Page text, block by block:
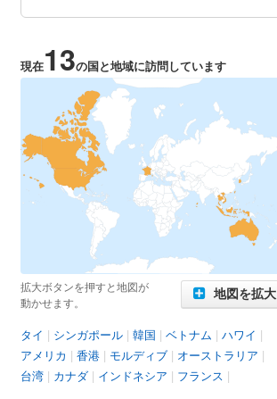
現在13の国と地域に訪問しています
拡大ボタンを押すと地図が
動かせます。
地図を拡大
タイ | シンガポール | 韓国 | ベトナム | ハワイ |
アメリカ | 香港 | モルディブ | オーストラリア |
台湾 | カナダ | インドネシア | フランス |